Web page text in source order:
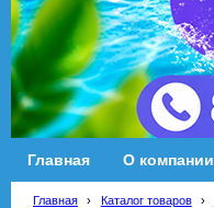
Главная О компании
Главная › Каталог товаров ›